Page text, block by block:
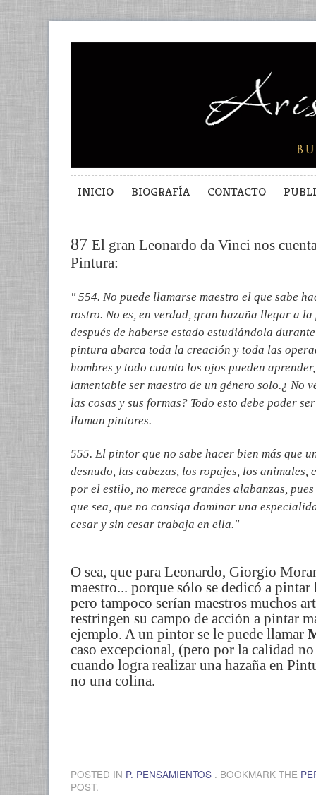
INICIO BIOGRAFÍA CONTACTO
87 El gran Leonardo da Vinci nos
Pintura:
" 554. No puede llamarse maestro el que sabe
rostro. No es, en verdad, gran hazaña llegar a
después de haberse estado estudiándola
pintura abarca toda la creación y toda las
hombres y todo cuanto los ojos pueden
lamentable ser maestro de un género solo.¿ No
las cosas y sus formas? Todo esto debe poder
llaman pintores.
555. El pintor que no sabe hacer bien más que
desnudo, las cabezas, los ropajes, los
por el estilo, no merece grandes alabanzas,
que sea, que no consiga dominar una
cesar y sin cesar trabaja en ella."
O sea, que para Leonardo, Giorgio
maestro... porque sólo se dedicó a pintar
pero tampoco serían maestros muchos
restringen su campo de acción a pintar
ejemplo. A un pintor se le puede llamar
caso excepcional, (pero por la calidad
cuando logra realizar una hazaña en
no una colina.
POSTED IN P. PENSAMIENTOS . BOOKMARK THE
POST.